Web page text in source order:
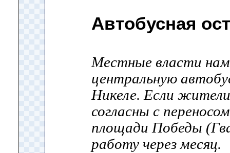
Автобусная
Местные власти
центральную
Никеле. Если
согласны с
площади Победы
работу через месяц.